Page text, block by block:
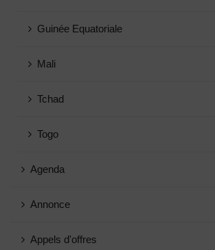
Guinée Equatoriale
Mali
Tchad
Togo
Agenda
Annonce
Appels d'offres